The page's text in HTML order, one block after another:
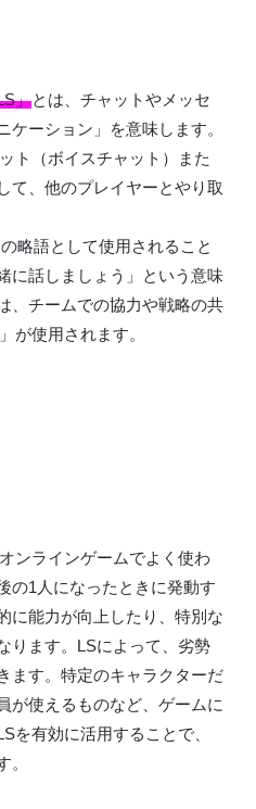
」とは、チャットやメッセ
ケーション」を意味します。
ト（ボイスチャット）また
て、他のプレイヤーとやり取
の略語として使用されること
に話しましょう」という意味
、チームでの協力や戦略の共
が使用されます。
ンラインゲームでよく使わ
の1人になったときに発動す
に能力が向上したり、特別な
ります。LSによって、劣勢
ます。特定のキャラクターだ
が使えるものなど、ゲームに
を有効に活用することで、
。